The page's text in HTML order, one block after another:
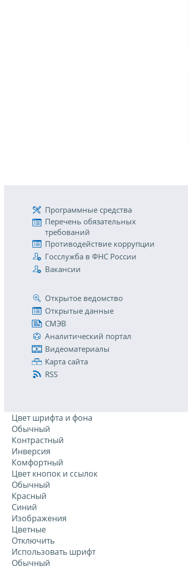
Программные средства
Перечень обязательных
требований
Противодействие коррупции
Госслужба в ФНС России
Вакансии
Открытое ведомство
Открытые данные
СМЭВ
Аналитический портал
Видеоматериалы
Карта сайта
RSS
Цвет шрифта и фона
Обычный
Контрастный
Инверсия
Комфортный
Цвет кнопок и ссылок
Обычный
Красный
Синий
Изображения
Цветные
Отключить
Использовать шрифт
Обычный